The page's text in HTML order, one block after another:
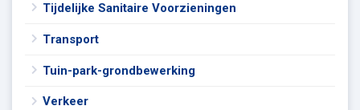
Tijdelijke Sanitaire Voorzieningen
Transport
Tuin-park-grondbewerking
Verkeer